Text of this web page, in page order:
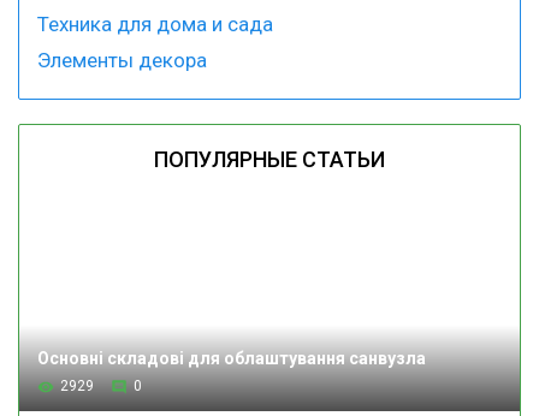
Техника для дома и сада
Элементы декора
ПОПУЛЯРНЫЕ СТАТЬИ
Основні складові для облаштування санвузла
2929 0